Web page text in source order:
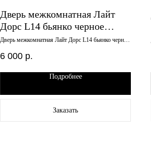
Дверь межкомнатная Лайт
Дорс L14 бьянко черное
стекло 600х2000
Дверь межкомнатная Лайт Дорс L14 бьянко черное
6 000 р.
Подробнее
Заказать